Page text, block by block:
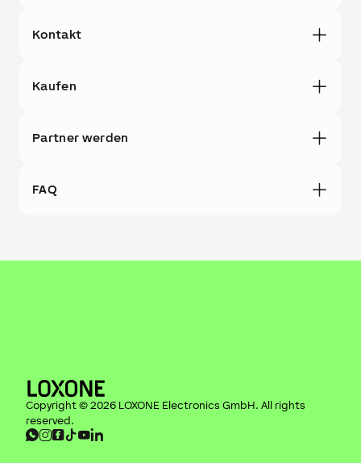
Kontakt
Kaufen
Partner werden
FAQ
Copyright © 2026 LOXONE Electronics GmbH. All rights
reserved.